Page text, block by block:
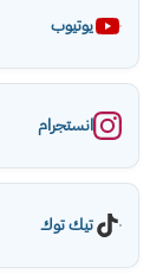
يوتيوب
انستجرام
تيك توك